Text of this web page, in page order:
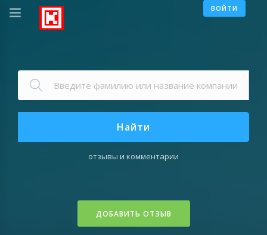
ВОЙТИ
Найти
отзывы и комментарии
ДОБАВИТЬ ОТЗЫВ